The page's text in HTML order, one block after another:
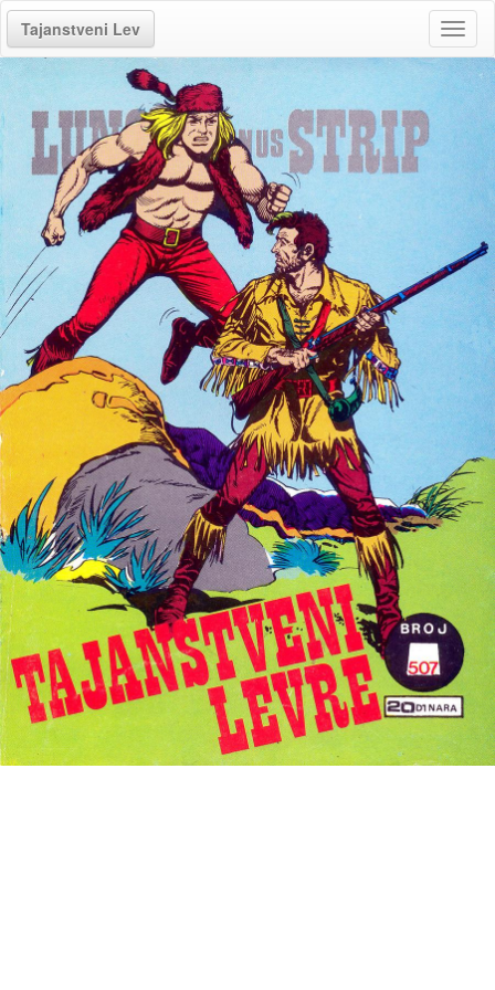
Tajanstveni Lev